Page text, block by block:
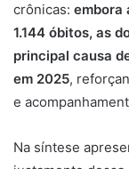
crônicas: embora
1.144 óbitos, as
principal causa
em 2025,
e
Na síntese